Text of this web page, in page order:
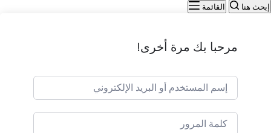
إبحث هنا القائمة
مرحبا بك مرة أخرى!